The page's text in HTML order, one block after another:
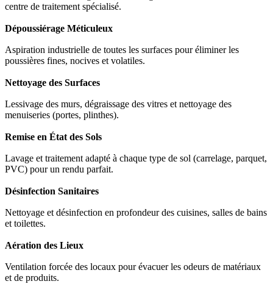
centre de traitement spécialisé.
Dépoussiérage Méticuleux
Aspiration industrielle de toutes les surfaces pour éliminer les
poussières fines, nocives et volatiles.
Nettoyage des Surfaces
Lessivage des murs, dégraissage des vitres et nettoyage des
menuiseries (portes, plinthes).
Remise en État des Sols
Lavage et traitement adapté à chaque type de sol (carrelage, parquet,
PVC) pour un rendu parfait.
Désinfection Sanitaires
Nettoyage et désinfection en profondeur des cuisines, salles de bains
et toilettes.
Aération des Lieux
Ventilation forcée des locaux pour évacuer les odeurs de matériaux
et de produits.